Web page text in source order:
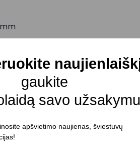
IP20
5 – 10 d. d.
gaukite
savo
apšvietimo naujienas, šviestuvų